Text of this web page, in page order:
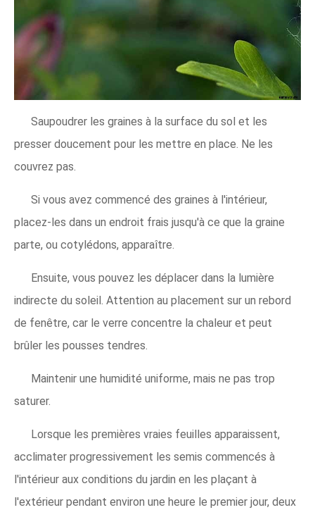
Saupoudrer les graines à la surface du sol et les
presser doucement pour les mettre en place. Ne les
couvrez pas.
Si vous avez commencé des graines à l'intérieur,
placez-les dans un endroit frais jusqu'à ce que la graine
parte, ou cotylédons, apparaître.
Ensuite, vous pouvez les déplacer dans la lumière
indirecte du soleil. Attention au placement sur un rebord
de fenêtre, car le verre concentre la chaleur et peut
brûler les pousses tendres.
Maintenir une humidité uniforme, mais ne pas trop
saturer.
Lorsque les premières vraies feuilles apparaissent,
acclimater progressivement les semis commencés à
l'intérieur aux conditions du jardin en les plaçant à
l'extérieur pendant environ une heure le premier jour, deux